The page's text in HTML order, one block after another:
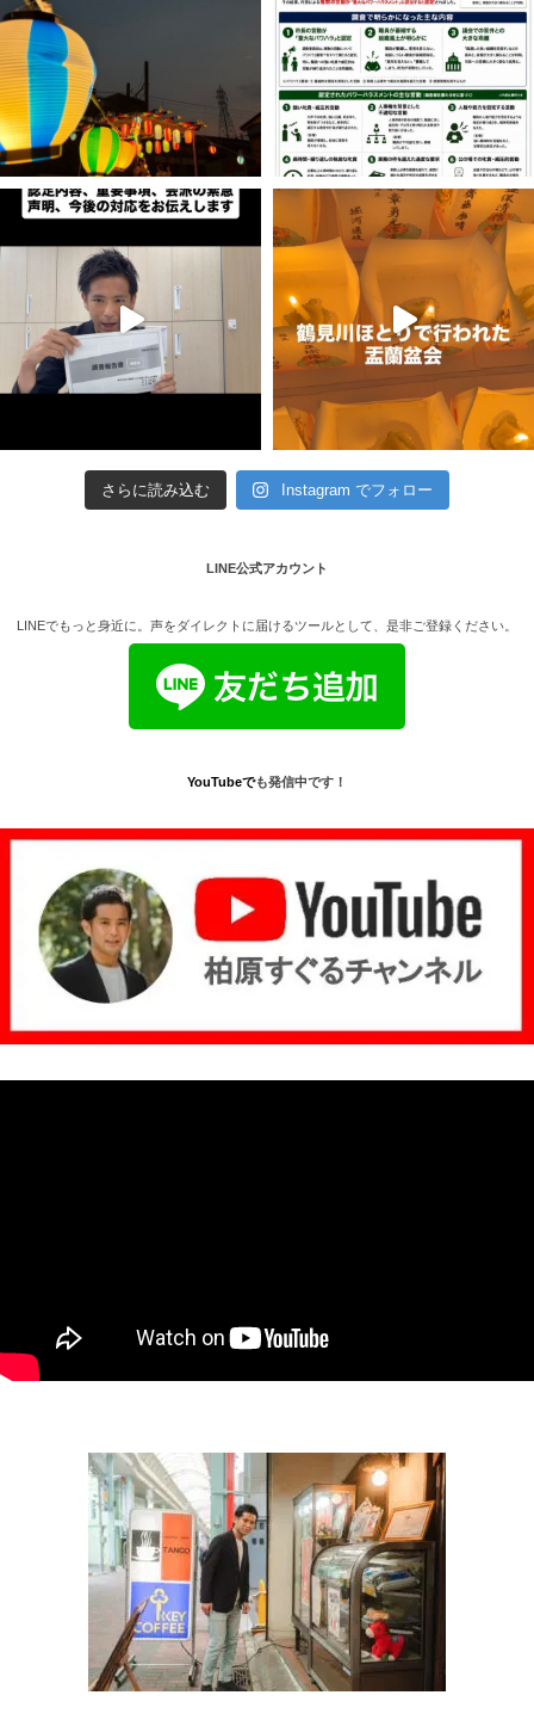
さらに読み込む Instagram でフォロー
LINE公式アカウント
LINEでもっと身近に。声をダイレクトに届けるツールとして、是非ご登録ください。
YouTubeでも発信中です！